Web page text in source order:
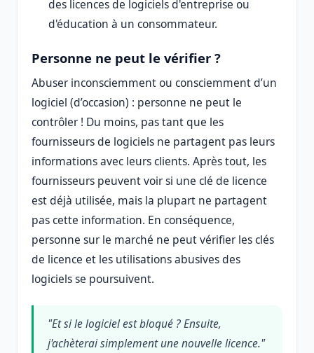
des licences de logiciels d'entreprise ou
d'éducation à un consommateur.
Personne ne peut le vérifier ?
Abuser inconsciemment ou consciemment d’un
logiciel (d’occasion) : personne ne peut le
contrôler ! Du moins, pas tant que les
fournisseurs de logiciels ne partagent pas leurs
informations avec leurs clients. Après tout, les
fournisseurs peuvent voir si une clé de licence
est déjà utilisée, mais la plupart ne partagent
pas cette information. En conséquence,
personne sur le marché ne peut vérifier les clés
de licence et les utilisations abusives des
logiciels se poursuivent.
"Et si le logiciel est bloqué ? Ensuite,
j'achèterai simplement une nouvelle licence."